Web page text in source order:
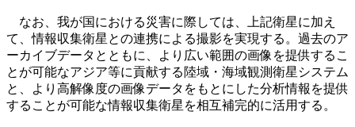
なお、我が国における災害に際しては、上記衛星に加え
て、情報収集衛星との連携による撮影を実現する。過去のア
ーカイブデータとともに、より広い範囲の画像を提供するこ
とが可能なアジア等に貢献する陸域・海域観測衛星システム
と、より高解像度の画像データをもとにした分析情報を提供
することが可能な情報収集衛星を相互補完的に活用する。